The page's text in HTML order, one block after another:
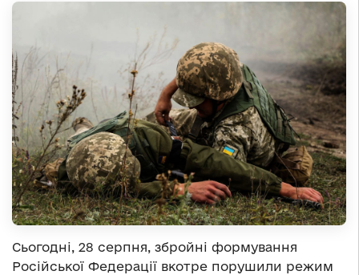
Сьогодні, 28 серпня, збройні формування
Російської Федерації вкотре порушили режим